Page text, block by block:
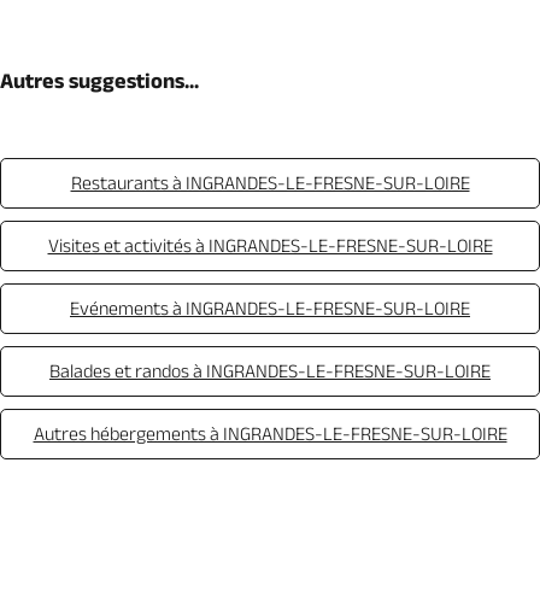
Autres suggestions...
Restaurants à INGRANDES-LE-FRESNE-SUR-LOIRE
Visites et activités à INGRANDES-LE-FRESNE-SUR-LOIRE
Evénements à INGRANDES-LE-FRESNE-SUR-LOIRE
Balades et randos à INGRANDES-LE-FRESNE-SUR-LOIRE
Autres hébergements à INGRANDES-LE-FRESNE-SUR-LOIRE